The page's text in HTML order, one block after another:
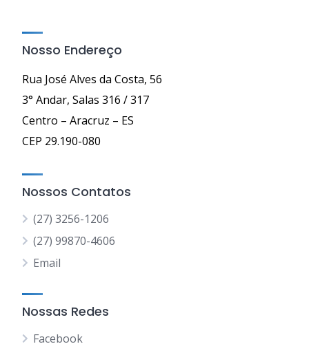
Nosso Endereço
Rua José Alves da Costa, 56
3° Andar, Salas 316 / 317
Centro – Aracruz – ES
CEP 29.190-080
Nossos Contatos
(27) 3256-1206
(27) 99870-4606
Email
Nossas Redes
Facebook